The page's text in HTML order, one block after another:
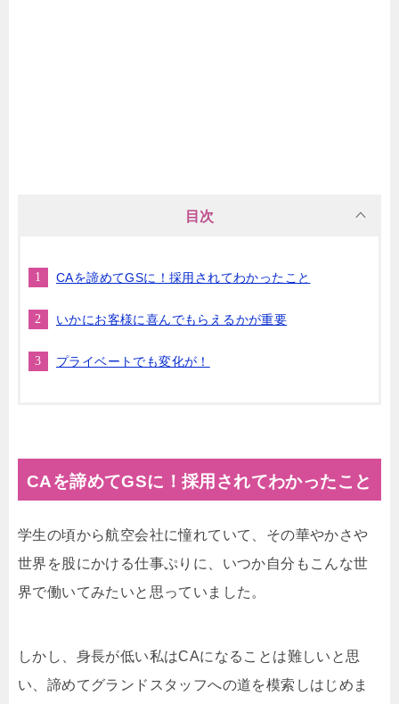
目次
CAを諦めてGSに！採用されてわかったこと
いかにお客様に喜んでもらえるかが重要
プライベートでも変化が！
CAを諦めてGSに！採用されてわかったこと
学生の頃から航空会社に憧れていて、その華やかさや
世界を股にかける仕事ぷりに、いつか自分もこんな世
界で働いてみたいと思っていました。
しかし、身長が低い私はCAになることは難しいと思
い、諦めてグランドスタッフへの道を模索しはじめま